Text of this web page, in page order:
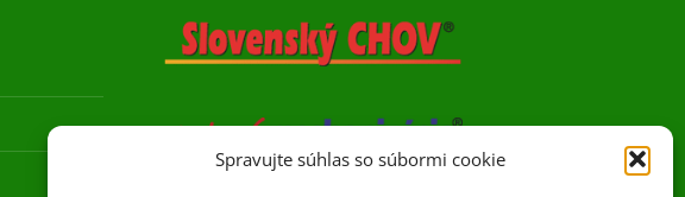
Spravujte súhlas so súbormi cookie